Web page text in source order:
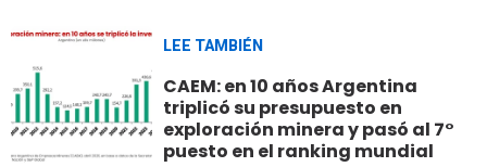
LEE TAMBIÉN
CAEM: en 10 años Argentina
triplicó su presupuesto en
exploración minera y pasó al 7°
puesto en el ranking mundial